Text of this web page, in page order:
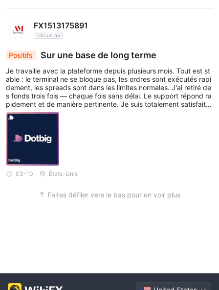
FX1513175891
D'ici un an
Positifs Sur une base de long terme
Je travaille avec la plateforme depuis plusieurs mois. Tout est st
able : le terminal ne se bloque pas, les ordres sont exécutés rapi
dement, les spreads sont dans les limites normales. J'ai retiré de
s fonds trois fois — chaque fois sans délai. Le support répond ra
pidement et de manière pertinente. Je suis totalement satisfait d
e la collaboration.
03-10 États-Unis
Faites défiler vers le bas pour en voir plus